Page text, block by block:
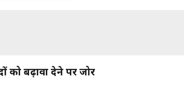
को बढ़ावा देने पर जोर